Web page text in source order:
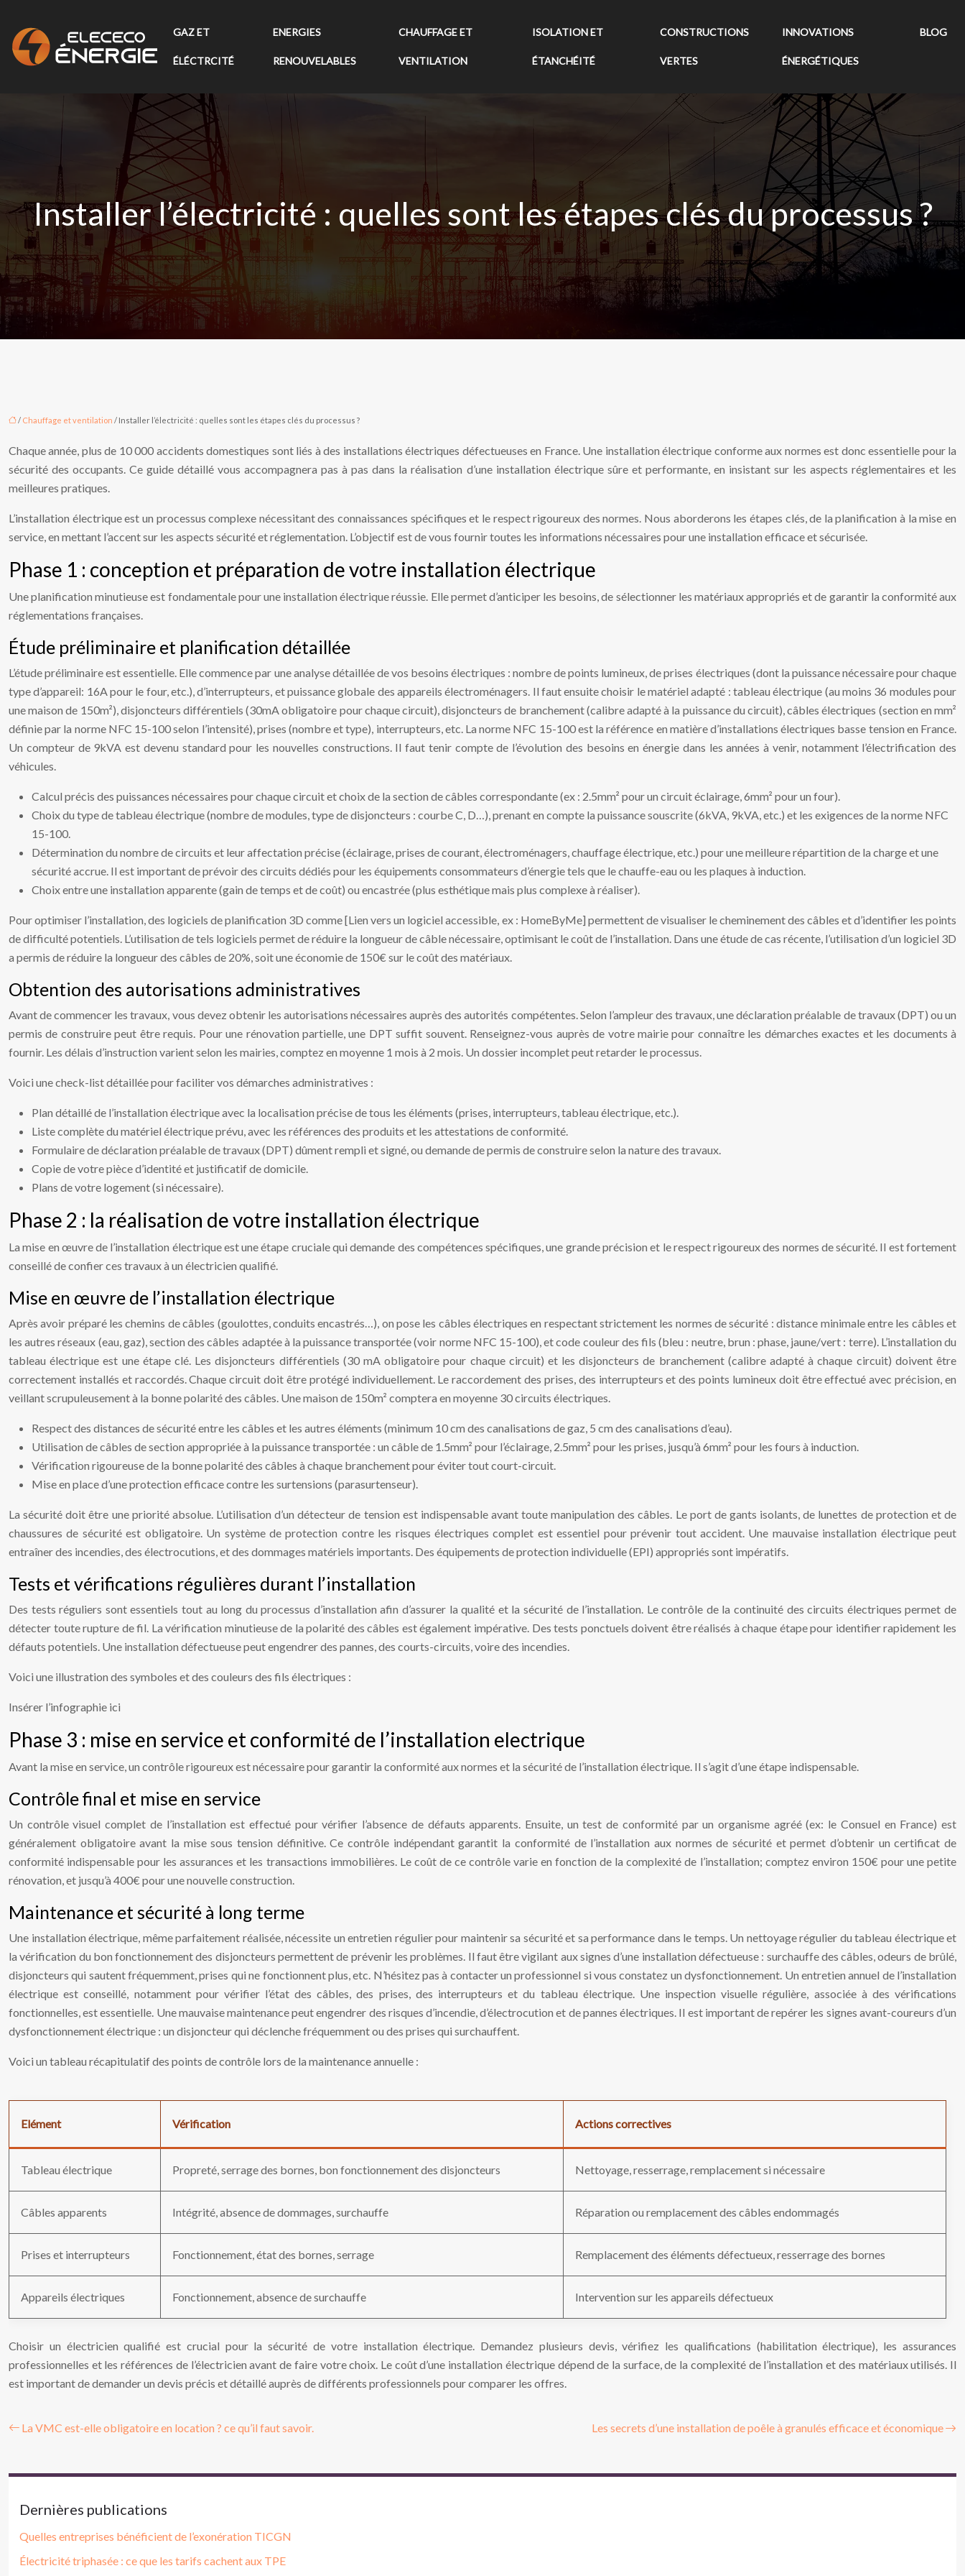
GAZ ET
ÉLÉCTRCITÉ
ENERGIES
RENOUVELABLES
CHAUFFAGE ET
VENTILATION
ISOLATION ET
ÉTANCHÉITÉ
CONSTRUCTIONS
VERTES
INNOVATIONS
ÉNERGÉTIQUES
BLOG
Installer l’électricité : quelles sont les étapes clés du processus ?
/ Chauffage et ventilation / Installer l’électricité : quelles sont les étapes clés du processus ?
Chaque année, plus de 10 000 accidents domestiques sont liés à des installations électriques défectueuses en France. Une installation électrique conforme aux normes est donc essentielle pour la
sécurité des occupants. Ce guide détaillé vous accompagnera pas à pas dans la réalisation d’une installation électrique sûre et performante, en insistant sur les aspects réglementaires et les
meilleures pratiques.
L’installation électrique est un processus complexe nécessitant des connaissances spécifiques et le respect rigoureux des normes. Nous aborderons les étapes clés, de la planification à la mise en
service, en mettant l’accent sur les aspects sécurité et réglementation. L’objectif est de vous fournir toutes les informations nécessaires pour une installation efficace et sécurisée.
Phase 1 : conception et préparation de votre installation électrique
Une planification minutieuse est fondamentale pour une installation électrique réussie. Elle permet d’anticiper les besoins, de sélectionner les matériaux appropriés et de garantir la conformité aux
réglementations françaises.
Étude préliminaire et planification détaillée
L’étude préliminaire est essentielle. Elle commence par une analyse détaillée de vos besoins électriques : nombre de points lumineux, de prises électriques (dont la puissance nécessaire pour chaque
type d’appareil: 16A pour le four, etc.), d’interrupteurs, et puissance globale des appareils électroménagers. Il faut ensuite choisir le matériel adapté : tableau électrique (au moins 36 modules pour
une maison de 150m²), disjoncteurs différentiels (30mA obligatoire pour chaque circuit), disjoncteurs de branchement (calibre adapté à la puissance du circuit), câbles électriques (section en mm²
définie par la norme NFC 15-100 selon l’intensité), prises (nombre et type), interrupteurs, etc. La norme NFC 15-100 est la référence en matière d’installations électriques basse tension en France.
Un compteur de 9kVA est devenu standard pour les nouvelles constructions. Il faut tenir compte de l’évolution des besoins en énergie dans les années à venir, notamment l’électrification des
véhicules.
Calcul précis des puissances nécessaires pour chaque circuit et choix de la section de câbles correspondante (ex : 2.5mm² pour un circuit éclairage, 6mm² pour un four).
Choix du type de tableau électrique (nombre de modules, type de disjoncteurs : courbe C, D…), prenant en compte la puissance souscrite (6kVA, 9kVA, etc.) et les exigences de la norme NFC
15-100.
Détermination du nombre de circuits et leur affectation précise (éclairage, prises de courant, électroménagers, chauffage électrique, etc.) pour une meilleure répartition de la charge et une
sécurité accrue. Il est important de prévoir des circuits dédiés pour les équipements consommateurs d’énergie tels que le chauffe-eau ou les plaques à induction.
Choix entre une installation apparente (gain de temps et de coût) ou encastrée (plus esthétique mais plus complexe à réaliser).
Pour optimiser l’installation, des logiciels de planification 3D comme [Lien vers un logiciel accessible, ex : HomeByMe] permettent de visualiser le cheminement des câbles et d’identifier les points
de difficulté potentiels. L’utilisation de tels logiciels permet de réduire la longueur de câble nécessaire, optimisant le coût de l’installation. Dans une étude de cas récente, l’utilisation d’un logiciel 3D
a permis de réduire la longueur des câbles de 20%, soit une économie de 150€ sur le coût des matériaux.
Obtention des autorisations administratives
Avant de commencer les travaux, vous devez obtenir les autorisations nécessaires auprès des autorités compétentes. Selon l’ampleur des travaux, une déclaration préalable de travaux (DPT) ou un
permis de construire peut être requis. Pour une rénovation partielle, une DPT suffit souvent. Renseignez-vous auprès de votre mairie pour connaître les démarches exactes et les documents à
fournir. Les délais d’instruction varient selon les mairies, comptez en moyenne 1 mois à 2 mois. Un dossier incomplet peut retarder le processus.
Voici une check-list détaillée pour faciliter vos démarches administratives :
Plan détaillé de l’installation électrique avec la localisation précise de tous les éléments (prises, interrupteurs, tableau électrique, etc.).
Liste complète du matériel électrique prévu, avec les références des produits et les attestations de conformité.
Formulaire de déclaration préalable de travaux (DPT) dûment rempli et signé, ou demande de permis de construire selon la nature des travaux.
Copie de votre pièce d’identité et justificatif de domicile.
Plans de votre logement (si nécessaire).
Phase 2 : la réalisation de votre installation électrique
La mise en œuvre de l’installation électrique est une étape cruciale qui demande des compétences spécifiques, une grande précision et le respect rigoureux des normes de sécurité. Il est fortement
conseillé de confier ces travaux à un électricien qualifié.
Mise en œuvre de l’installation électrique
Après avoir préparé les chemins de câbles (goulottes, conduits encastrés…), on pose les câbles électriques en respectant strictement les normes de sécurité : distance minimale entre les câbles et
les autres réseaux (eau, gaz), section des câbles adaptée à la puissance transportée (voir norme NFC 15-100), et code couleur des fils (bleu : neutre, brun : phase, jaune/vert : terre). L’installation du
tableau électrique est une étape clé. Les disjoncteurs différentiels (30 mA obligatoire pour chaque circuit) et les disjoncteurs de branchement (calibre adapté à chaque circuit) doivent être
correctement installés et raccordés. Chaque circuit doit être protégé individuellement. Le raccordement des prises, des interrupteurs et des points lumineux doit être effectué avec précision, en
veillant scrupuleusement à la bonne polarité des câbles. Une maison de 150m² comptera en moyenne 30 circuits électriques.
Respect des distances de sécurité entre les câbles et les autres éléments (minimum 10 cm des canalisations de gaz, 5 cm des canalisations d’eau).
Utilisation de câbles de section appropriée à la puissance transportée : un câble de 1.5mm² pour l’éclairage, 2.5mm² pour les prises, jusqu’à 6mm² pour les fours à induction.
Vérification rigoureuse de la bonne polarité des câbles à chaque branchement pour éviter tout court-circuit.
Mise en place d’une protection efficace contre les surtensions (parasurtenseur).
La sécurité doit être une priorité absolue. L’utilisation d’un détecteur de tension est indispensable avant toute manipulation des câbles. Le port de gants isolants, de lunettes de protection et de
chaussures de sécurité est obligatoire. Un système de protection contre les risques électriques complet est essentiel pour prévenir tout accident. Une mauvaise installation électrique peut
entraîner des incendies, des électrocutions, et des dommages matériels importants. Des équipements de protection individuelle (EPI) appropriés sont impératifs.
Tests et vérifications régulières durant l’installation
Des tests réguliers sont essentiels tout au long du processus d’installation afin d’assurer la qualité et la sécurité de l’installation. Le contrôle de la continuité des circuits électriques permet de
détecter toute rupture de fil. La vérification minutieuse de la polarité des câbles est également impérative. Des tests ponctuels doivent être réalisés à chaque étape pour identifier rapidement les
défauts potentiels. Une installation défectueuse peut engendrer des pannes, des courts-circuits, voire des incendies.
Voici une illustration des symboles et des couleurs des fils électriques :
Insérer l’infographie ici
Phase 3 : mise en service et conformité de l’installation electrique
Avant la mise en service, un contrôle rigoureux est nécessaire pour garantir la conformité aux normes et la sécurité de l’installation électrique. Il s’agit d’une étape indispensable.
Contrôle final et mise en service
Un contrôle visuel complet de l’installation est effectué pour vérifier l’absence de défauts apparents. Ensuite, un test de conformité par un organisme agréé (ex: le Consuel en France) est
généralement obligatoire avant la mise sous tension définitive. Ce contrôle indépendant garantit la conformité de l’installation aux normes de sécurité et permet d’obtenir un certificat de
conformité indispensable pour les assurances et les transactions immobilières. Le coût de ce contrôle varie en fonction de la complexité de l’installation; comptez environ 150€ pour une petite
rénovation, et jusqu’à 400€ pour une nouvelle construction.
Maintenance et sécurité à long terme
Une installation électrique, même parfaitement réalisée, nécessite un entretien régulier pour maintenir sa sécurité et sa performance dans le temps. Un nettoyage régulier du tableau électrique et
la vérification du bon fonctionnement des disjoncteurs permettent de prévenir les problèmes. Il faut être vigilant aux signes d’une installation défectueuse : surchauffe des câbles, odeurs de brûlé,
disjoncteurs qui sautent fréquemment, prises qui ne fonctionnent plus, etc. N’hésitez pas à contacter un professionnel si vous constatez un dysfonctionnement. Un entretien annuel de l’installation
électrique est conseillé, notamment pour vérifier l’état des câbles, des prises, des interrupteurs et du tableau électrique. Une inspection visuelle régulière, associée à des vérifications
fonctionnelles, est essentielle. Une mauvaise maintenance peut engendrer des risques d’incendie, d’électrocution et de pannes électriques. Il est important de repérer les signes avant-coureurs d’un
dysfonctionnement électrique : un disjoncteur qui déclenche fréquemment ou des prises qui surchauffent.
Voici un tableau récapitulatif des points de contrôle lors de la maintenance annuelle :
Elément Vérification Actions correctives
Tableau électrique Propreté, serrage des bornes, bon fonctionnement des disjoncteurs Nettoyage, resserrage, remplacement si nécessaire
Câbles apparents Intégrité, absence de dommages, surchauffe Réparation ou remplacement des câbles endommagés
Prises et interrupteurs Fonctionnement, état des bornes, serrage Remplacement des éléments défectueux, resserrage des bornes
Appareils électriques Fonctionnement, absence de surchauffe Intervention sur les appareils défectueux
Choisir un électricien qualifié est crucial pour la sécurité de votre installation électrique. Demandez plusieurs devis, vérifiez les qualifications (habilitation électrique), les assurances
professionnelles et les références de l’électricien avant de faire votre choix. Le coût d’une installation électrique dépend de la surface, de la complexité de l’installation et des matériaux utilisés. Il
est important de demander un devis précis et détaillé auprès de différents professionnels pour comparer les offres.
La VMC est-elle obligatoire en location ? ce qu’il faut savoir. Les secrets d’une installation de poêle à granulés efficace et économique
Dernières publications
Quelles entreprises bénéficient de l’exonération TICGN
Électricité triphasée : ce que les tarifs cachent aux TPE